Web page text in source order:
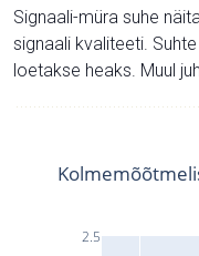
Signaali-müra suhe
signaali kvaliteeti.
loetakse heaks. Muul
2.5